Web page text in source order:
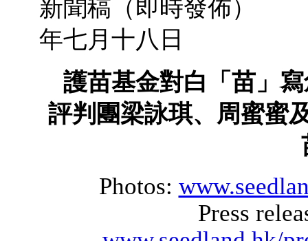
新聞稿（即
年七月十八日
護苗基金對白「苗」
評判團梁詠琪、周蜜蜜
Photos:
Press